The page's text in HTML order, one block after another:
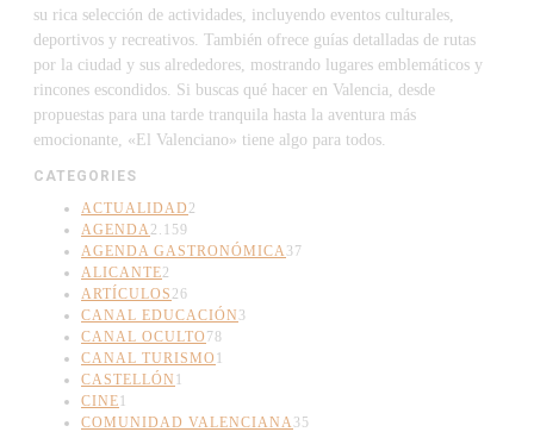
su rica selección de actividades, incluyendo eventos culturales,
deportivos y recreativos. También ofrece guías detalladas de rutas
por la ciudad y sus alrededores, mostrando lugares emblemáticos y
rincones escondidos. Si buscas qué hacer en Valencia, desde
propuestas para una tarde tranquila hasta la aventura más
emocionante, «El Valenciano» tiene algo para todos.
CATEGORIES
ACTUALIDAD 2
AGENDA 2.159
AGENDA GASTRONÓMICA 37
ALICANTE2
ARTÍCULOS 26
CANAL EDUCACIÓN 3
CANAL OCULTO 78
CANAL TURISMO 1
CASTELLÓN 1
CINE1
COMUNIDAD VALENCIANA 35